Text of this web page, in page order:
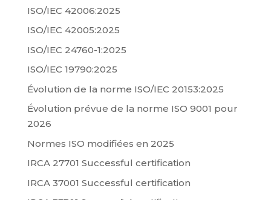
ISO/IEC 42006:2025
ISO/IEC 42005:2025
ISO/IEC 24760-1:2025
ISO/IEC 19790:2025
Évolution de la norme ISO/IEC 20153:2025
Évolution prévue de la norme ISO 9001 pour
2026
Normes ISO modifiées en 2025
IRCA 27701 Successful certification
IRCA 37001 Successful certification